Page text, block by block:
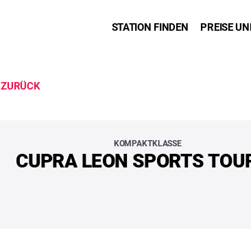
STATION FINDEN PREISE
ZURÜCK
KOMPAKTKLASSE
CUPRA LEON SPORTS